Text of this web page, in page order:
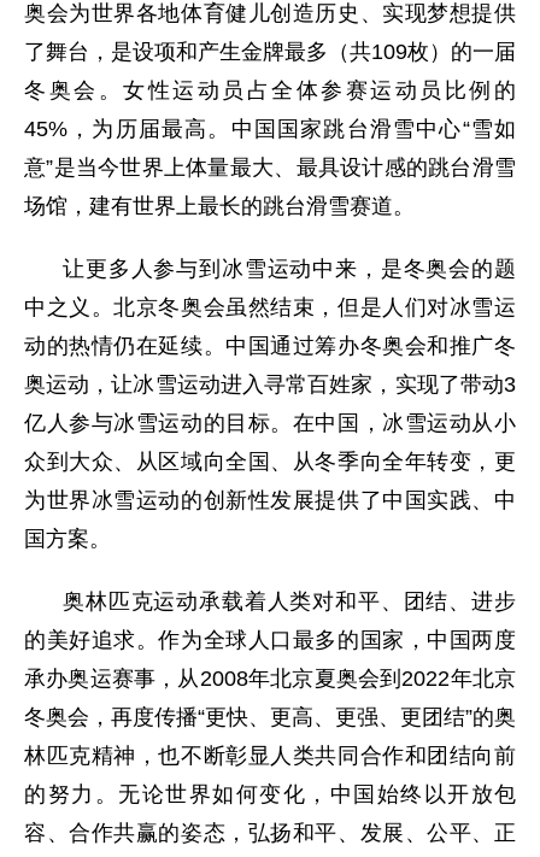
奥会为世界各地体育健儿创造历史、实现梦想提供
了舞台，是设项和产生金牌最多（共109枚）的一届
冬奥会。女性运动员占全体参赛运动员比例的
45%，为历届最高。中国国家跳台滑雪中心“雪如
意”是当今世界上体量最大、最具设计感的跳台滑雪
场馆，建有世界上最长的跳台滑雪赛道。
让更多人参与到冰雪运动中来，是冬奥会的题
中之义。北京冬奥会虽然结束，但是人们对冰雪运
动的热情仍在延续。中国通过筹办冬奥会和推广冬
奥运动，让冰雪运动进入寻常百姓家，实现了带动3
亿人参与冰雪运动的目标。在中国，冰雪运动从小
众到大众、从区域向全国、从冬季向全年转变，更
为世界冰雪运动的创新性发展提供了中国实践、中
国方案。
奥林匹克运动承载着人类对和平、团结、进步
的美好追求。作为全球人口最多的国家，中国两度
承办奥运赛事，从2008年北京夏奥会到2022年北京
冬奥会，再度传播“更快、更高、更强、更团结”的奥
林匹克精神，也不断彰显人类共同合作和团结向前
的努力。无论世界如何变化，中国始终以开放包
容、合作共赢的姿态，弘扬和平、发展、公平、正